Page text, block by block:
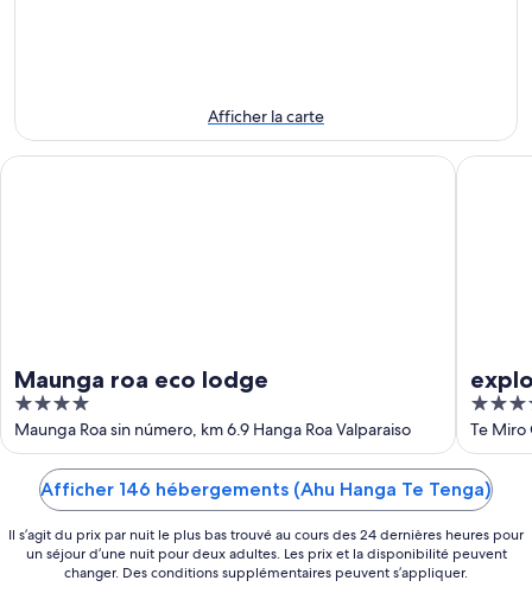
août
-
9
de
semaine,
Afficher la carte
Maunga roa eco lodge
4
out
of
Maunga Roa sin número, km 6.9 Hanga Roa Valparaiso
Maunga roa eco lodge
5
out
of
5
Te Miro
explora
Afficher 146 hébergements (Ahu Hanga Te Tenga)
Il s’agit du prix par nuit le plus bas trouvé au cours des 24 dernières heures pour
un séjour d’une nuit pour deux adultes. Les prix et la disponibilité peuvent
changer. Des conditions supplémentaires peuvent s’appliquer.